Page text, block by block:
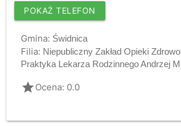
POKAŻ TELEFON
Gmina: Świdnica
Filia: Niepubliczny Zakład Opieki
Praktyka Lekarza Rodzinnego Andrzej
gradeOcena: 0.0